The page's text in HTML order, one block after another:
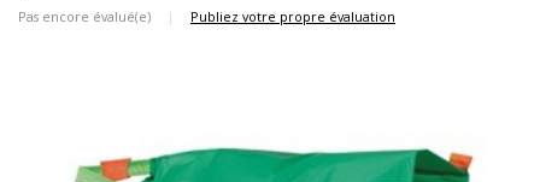
Pas encore évalué(e) | Publiez votre propre évaluation